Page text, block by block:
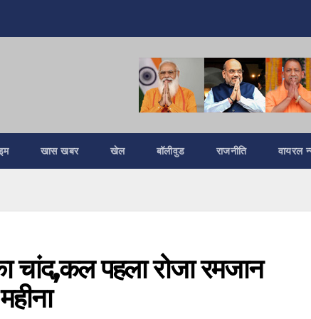
खास खबर खेल बॉलीवुड राजनीति वायरल
चांद,कल पहला रोजा रमजान